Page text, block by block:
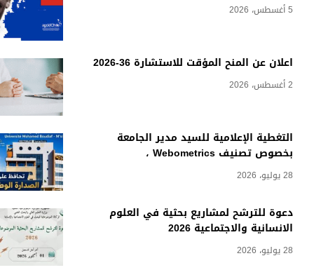
5 أغسطس، 2026
اعلان عن المنح المؤقت للاستشارة 36-2026
2 أغسطس، 2026
التغطية الإعلامية للسيد مدير الجامعة
بخصوص تصنيف Webometrics ،
28 يوليو، 2026
دعوة للترشح لمشاريع بحثية في العلوم
الانسانية والاجتماعية 2026
28 يوليو، 2026